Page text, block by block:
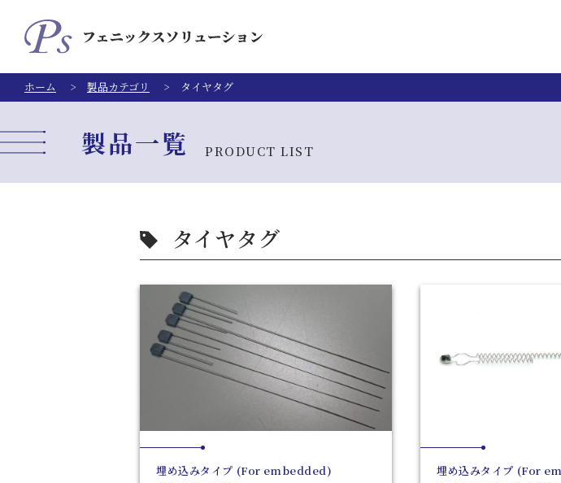
ホーム 製品カテゴリ タイヤタグ
製品一覧 PRODUCT LIST
タイヤタグ
埋め込みタイプ (For embedded) 埋め込みタイプ (For